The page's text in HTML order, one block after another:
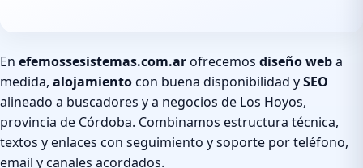
En efemossesistemas.com.arofrecemos diseño weba
medida, alojamientocon buena disponibilidad ySEO
alineado a buscadores y a negocios de Los Hoyos,
provincia de Córdoba. Combinamos estructura técnica,
textos y enlaces con seguimiento y soporte por teléfono,
email y canales acordados.